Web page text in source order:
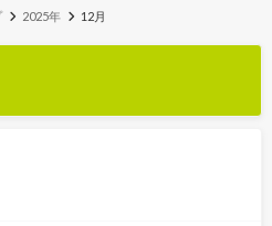
2025年 12月